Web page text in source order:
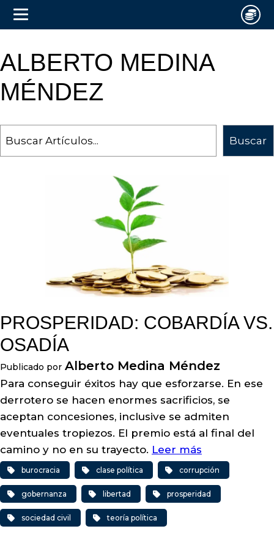
ALBERTO MEDINA
MÉNDEZ
Buscar
PROSPERIDAD: COBARDÍA VS.
OSADÍA
Publicado por Alberto Medina Méndez
Para conseguir éxitos hay que esforzarse. En ese
derrotero se hacen enormes sacrificios, se
aceptan concesiones, inclusive se admiten
eventuales tropiezos. El premio está al final del
camino y no en su trayecto. Leer más
burocracia clase política corrupción
gobernanza libertad prosperidad
sociedad civil teoría política